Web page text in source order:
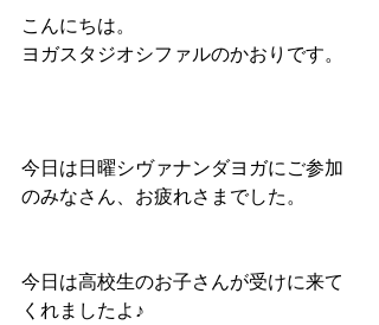
こんにちは。
ヨガスタジオシファルのかおりです。
今日は日曜シヴァナンダヨガにご参加
のみなさん、お疲れさまでした。
今日は高校生のお子さんが受けに来て
くれましたよ♪